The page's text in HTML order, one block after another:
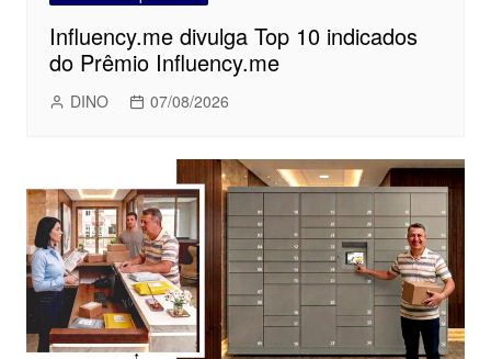
Influency.me divulga Top 10 indicados
do Prêmio Influency.me
DINO 07/08/2026